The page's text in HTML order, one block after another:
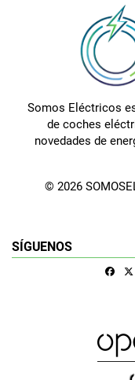
Somos Eléctricos
de coches
novedades de
© 2026
SÍGUENOS